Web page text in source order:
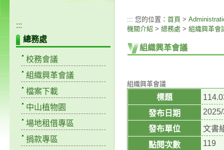
:::
總務處
校務會議
組織興革會議
檔案下載
中山植物園
場地租借專區
捐款專區
::: 您的位置： 首頁 >
機關介紹 > 總務處 > 組織興革會
組織興革會議
組織興革會議
標題
發布日期
發布單位
文書
點閱次數
119